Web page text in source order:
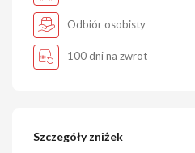
Odbiór osobisty
100 dni na zwrot
Szczegóły zniżek